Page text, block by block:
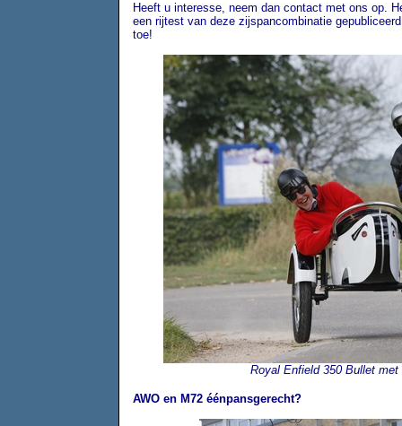
Heeft u interesse, neem dan contact met ons op.
een rijtest van deze zijspancombinatie
toe!
Royal Enfield 350 Bullet
AWO en M72 éénpansgerecht?